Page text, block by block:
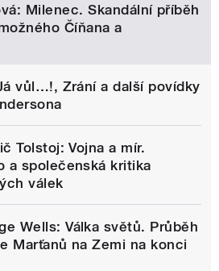
Milenec. Skandální příběh
Číňana a
vůl…!, Zrání a další povídky
Tolstoj: Vojna a mír.
a společenská kritika
válek
Wells: Válka světů. Průběh
Marťanů na Zemi na konci